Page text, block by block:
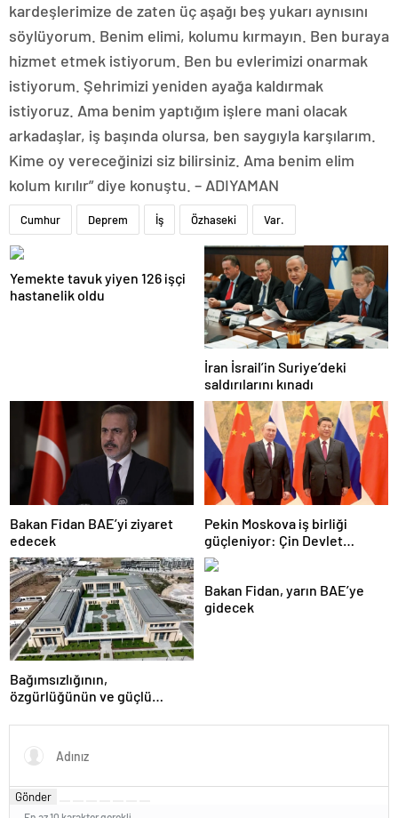
kardeşlerimize de zaten üç aşağı beş yukarı aynısını
söylüyorum. Benim elimi, kolumu kırmayın. Ben buraya
hizmet etmek istiyorum. Ben bu evlerimizi onarmak
istiyorum. Şehrimizi yeniden ayağa kaldırmak
istiyoruz. Ama benim yaptığım işlere mani olacak
arkadaşlar, iş başında olursa, ben saygıyla karşılarım.
Kime oy vereceğinizi siz bilirsiniz. Ama benim elim
kolum kırılır” diye konuştu. – ADIYAMAN
Cumhur Deprem İş Özhaseki Var.
Yemekte tavuk yiyen 126 işçi
hastanelik oldu
İran İsrail’in Suriye’deki
saldırılarını kınadı
Bakan Fidan BAE’yi ziyaret
edecek
Pekin Moskova iş birliği
güçleniyor: Çin Devlet
Başkanı Zafer Günü için
Rusya’da olacak
Bağımsızlığının,
özgürlüğünün ve güçlü
Türkiye’den Yavru Vatan’a dev
eserler…
Bakan Fidan, yarın BAE’ye
gidecek
Gönder